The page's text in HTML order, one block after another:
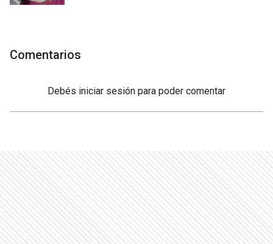
Comentarios
Debés iniciar sesión para poder comentar